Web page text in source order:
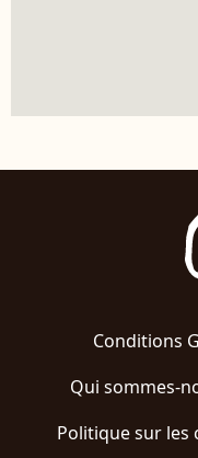
Conditions
Qui sommes-
Politique sur les